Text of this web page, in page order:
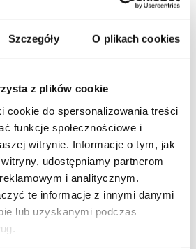
Szczegóły O plikach cookies
z plików cookie
cookie do spersonalizowania treści
funkcje społecznościowe i
witrynie. Informacje o tym, jak
udostępniamy partnerom
i analitycznym.
te informacje z innymi danymi
lub uzyskanymi podczas